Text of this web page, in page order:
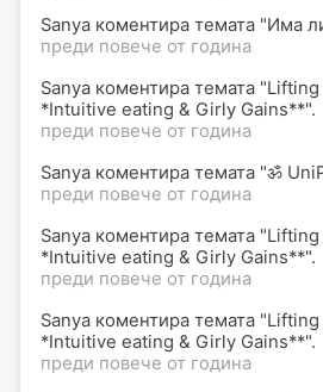
Sanya коментира темата "Има
преди повече от година
Sanya коментира темата
*Intuitive eating & Girly Gains**".
преди повече от година
Sanya коментира темата "ॐ
преди повече от година
Sanya коментира темата
*Intuitive eating & Girly Gains**".
преди повече от година
Sanya коментира темата
*Intuitive eating & Girly Gains**".
преди повече от година